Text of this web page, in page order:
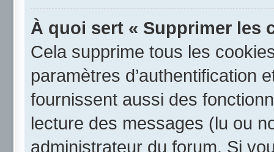
À quoi sert « Supprimer les
Cela supprime tous les
paramètres d’authentification
fournissent aussi des
lecture des messages (lu ou
administrateur du forum. Si